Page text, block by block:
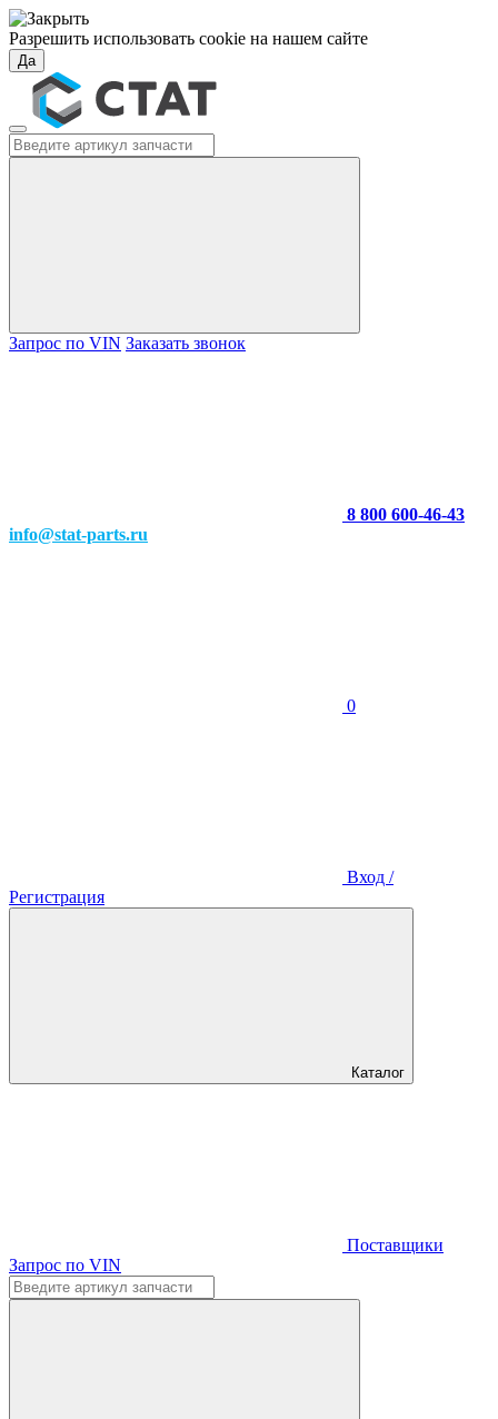
Разрешить использовать cookie на нашем сайте
Да
Запрос по VIN Заказать звонок
8 800 600-46-43
info@stat-parts.ru
0
Вход /
Регистрация
Каталог
Поставщики
Запрос по VIN